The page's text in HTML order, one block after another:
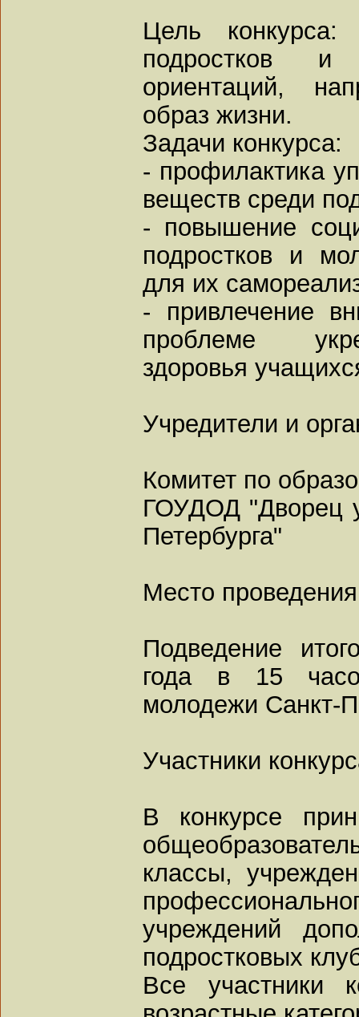
Цель
подростков и
ориентаций,
образ жизни.
Задачи конкурса:
- профилактика
веществ среди
- повышение
подростков и
для их
- привлечение
проблеме
здоровья
Учредители и
Комитет по
ГОУДОД "Дворец
Петербурга"
Место проведения
Подведение
года в 15
молодежи Санкт-
Участники
В конкурсе
классы,
учреждений
подростковых
Все участники